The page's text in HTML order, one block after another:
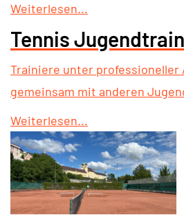
Weiterlesen...
Tennis
Trainiere unter professioneller
gemeinsam mit anderen
Weiterlesen...